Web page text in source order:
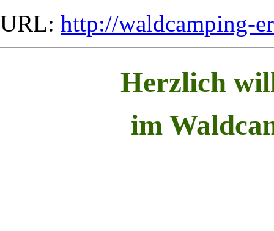
URL: http://waldcamping-
Herzlich
im